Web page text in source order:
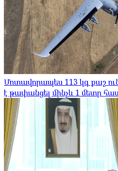
Մոտավորապես 113 կգ քաշ
է թափանցել մինչև 1 մետր